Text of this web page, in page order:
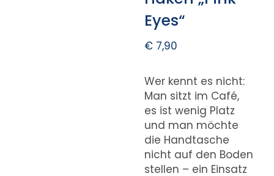
Eyes“
€7,90
Wer kennt es nicht:
Man sitzt im Café,
es ist wenig Platz
und man möchte
die Handtasche
nicht auf den Boden
stellen – ein Einsatz